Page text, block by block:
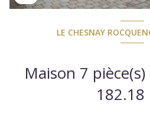
LE CHESNAY
Maison 7 pièce(s) 4 chambre(s)